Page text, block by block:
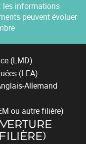
les informations
peuvent évoluer
(LMD)
(LEA)
Allemand
ou autre filière)